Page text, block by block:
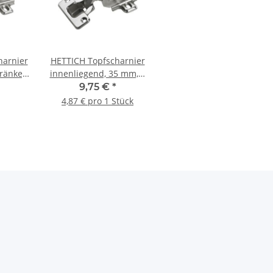
HETTICH Topfscharnier
innenliegend, 35 mm, 2
Stück
9,75 € *
4,87 € pro 1 Stück